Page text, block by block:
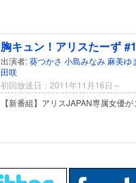
胸キュン！アリスたーず #1
出演者:葵つかさ 小島みなみ 麻美ゆ
田咲
初回放送日：2011年11月16日～
【新番組】アリスJAPAN専属女優